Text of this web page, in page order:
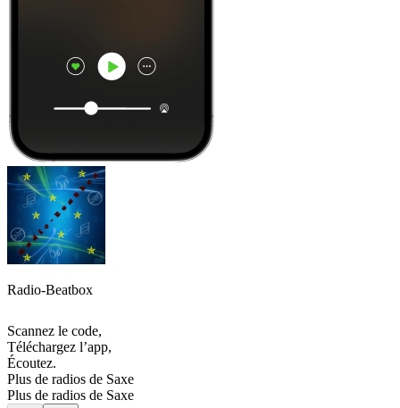
Radio-Beatbox
Scannez le code,
Téléchargez l’app,
Écoutez.
Plus de radios de Saxe
Plus de radios de Saxe